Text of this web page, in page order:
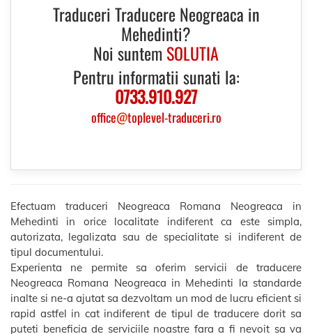
Traduceri Traducere Neogreaca in
Mehedinti?
Noi suntem SOLUTIA
Pentru informatii sunati la:
0733.910.927
office@toplevel-traduceri.ro
Efectuam traduceri Neogreaca Romana Neogreaca in
Mehedinti in orice localitate indiferent ca este simpla,
autorizata, legalizata sau de specialitate si indiferent de
tipul documentului.
Experienta ne permite sa oferim servicii de traducere
Neogreaca Romana Neogreaca in Mehedinti la standarde
inalte si ne-a ajutat sa dezvoltam un mod de lucru eficient si
rapid astfel in cat indiferent de tipul de traducere dorit sa
puteti beneficia de serviciile noastre fara a fi nevoit sa va